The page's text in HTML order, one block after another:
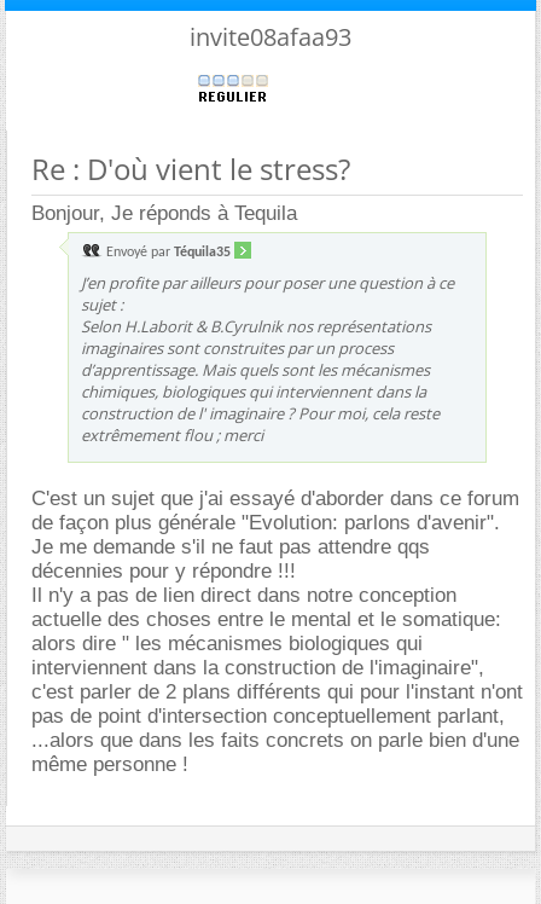
invite08afaa93
Re : D'où vient le stress?
Bonjour, Je réponds à Tequila
Envoyé par Téquila35
J’en profite par ailleurs pour poser une question à ce
sujet :
Selon H.Laborit & B.Cyrulnik nos représentations
imaginaires sont construites par un process
d’apprentissage. Mais quels sont les mécanismes
chimiques, biologiques qui interviennent dans la
construction de l' imaginaire ? Pour moi, cela reste
extrêmement flou ; merci
C'est un sujet que j'ai essayé d'aborder dans ce forum
de façon plus générale "Evolution: parlons d'avenir".
Je me demande s'il ne faut pas attendre qqs
décennies pour y répondre !!!
Il n'y a pas de lien direct dans notre conception
actuelle des choses entre le mental et le somatique:
alors dire " les mécanismes biologiques qui
interviennent dans la construction de l'imaginaire",
c'est parler de 2 plans différents qui pour l'instant n'ont
pas de point d'intersection conceptuellement parlant,
...alors que dans les faits concrets on parle bien d'une
même personne !